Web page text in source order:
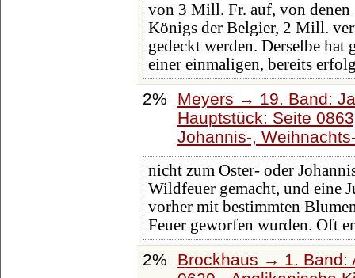
von 3 Mill. Fr. auf, von
Königs der Belgier, 2 Mill.
gedeckt werden. Derselbe
einer einmaligen, bereits
2%
Meyers → 19. Band:
Hauptstück: Seite
Johannis-,
nicht zum Oster- oder
Wildfeuer gemacht, und eine
vorher mit bestimmten
Feuer geworfen wurden. Oft
2%
Brockhaus → 1. Band: